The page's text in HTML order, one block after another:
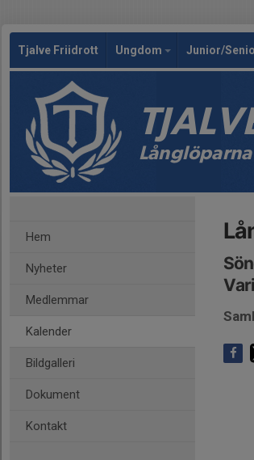
Tjalve Friidrott Ungdom Junior/
Långlöparna
Hem
Nyheter
Medlemmar
Kalender
Bildgalleri
Dokument
Kontakt